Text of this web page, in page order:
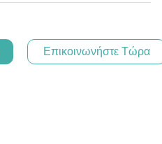
Επικοινωνήστε Τώρα